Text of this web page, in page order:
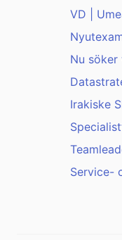
VD |
Nu
Irakiske
Service-